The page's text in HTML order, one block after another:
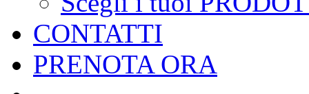
CONTATTI
PRENOTA ORA